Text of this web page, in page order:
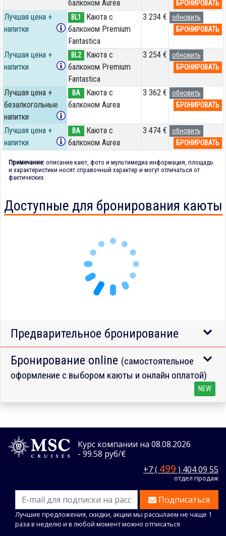
балконом Aurea
БРОНИРОВАТЬ
Лучшая цена +
напитки
BL1
Каюта с
балконом Premium
Fantastica
3 234 €
обновить
БРОНИРОВАТЬ
Лучшая цена +
напитки
BL2
Каюта с
балконом Premium
Fantastica
3 254 €
обновить
БРОНИРОВАТЬ
Лучшая цена +
безалкогольные
напитки
BA
Каюта с
балконом Aurea
3 362 €
обновить
БРОНИРОВАТЬ
Лучшая цена +
напитки
BA
Каюта с
балконом Aurea
3 474 €
обновить
БРОНИРОВАТЬ
Примечание: описание кают, фото и мультимедиа информация, площадь
и характеристики носят справочный характер и могут отличаться от
фактических.
Доступные для бронирования каюты
Предварительное бронирование
Бронирование online (самостоятельное
оформление с выбором каюты и онлайн оплатой)
NEW
Курс компании на 08.08.2026
- 99.58 руб/€
+7 ( 499 ) 404 09 55
отдел продаж
Подписаться
Лучшие предложения, скидки, акции мы рассылаем не чаще 1
раза в неделю и в любой момент можно отписаться